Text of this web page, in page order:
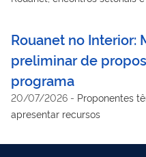
Rouanet no Interior:
preliminar de
programa
20/07/2026 - Proponentes
apresentar recursos